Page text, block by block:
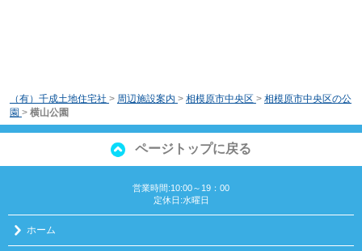
（有）千成土地住宅社 > 周辺施設案内 > 相模原市中央区 > 相模原市中央区の公
園 > 横山公園
ページトップに戻る
営業時間:10:00～19：00
定休日:水曜日
ホーム